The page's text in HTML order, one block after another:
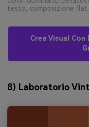
testo, composizione flat
Crea Visual
8) Laboratorio